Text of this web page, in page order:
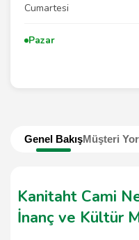
Genel BakışMüşteri
Kanitaht Cami
İnanç ve Kültür
Cumartesi
Pazar